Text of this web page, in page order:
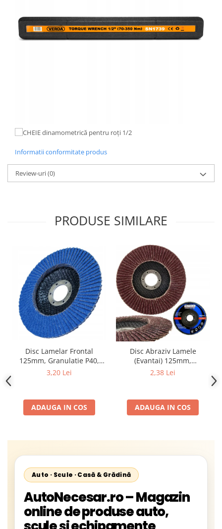
Informatii conformitate produs
Review-uri(0)
PRODUSE SIMILARE
Disc Lamelar Frontal
125mm, Granulatie P40,
Abraziv Premium din
13300 RPM, pentru Slefuire
Otel, Inox, Lemn si Metal,
3,20 Lei
ADAUGA IN COS
Disc Abraziv Lamele
(Evantai) 125mm,
Granulație , pentru Metal și
2,38 Lei
ADAUGA IN COS
Auto · Scule · Casă & Grădină
AutoNecesar.ro – Magazin
online de produse auto,